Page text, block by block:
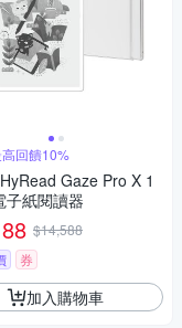
回饋10%
Gaze Pro X 1
子紙閱讀器
$14,588
券
加入購物車